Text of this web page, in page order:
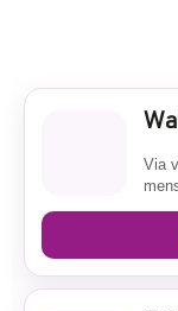
Via